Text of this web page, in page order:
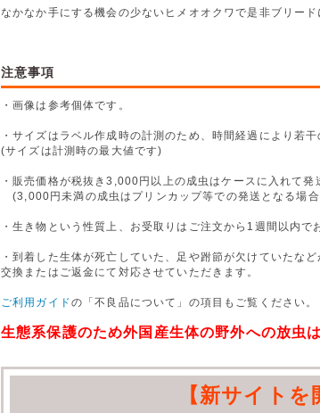
なかなか手にする機会の少ないヒメオオクワで是非ブリード
注意事項
・画像は参考個体です。
・サイズはラベル作成時の計測のため、時間経過により若
(サイズは計測時の最大値です)
・販売価格が税抜き3,000円以上の成虫はケースに入れて発
(3,000円未満の成虫はプリンカップ等での発送となる場
・生き物という性質上、お受取りはご注文から1週間以内で
・到着した生体が死亡していた、足や跗節が欠けていたなど
交換またはご返金にて対応させていただきます。
ご利用ガイドの「不良品について」の項目もご覧ください。
生態系保護のため外国産生体の野外への放虫
【新サイトを